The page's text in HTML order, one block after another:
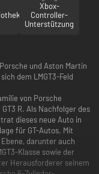
Xbox-
Controller-
Unterstützung
und Aston Martin
dem LMGT3-Feld
von Porsche
R. Als Nachfolger des
dieses neue Auto in
für GT-Autos. Mit
darunter auch
Klasse sowie der
Herausforderer seinem